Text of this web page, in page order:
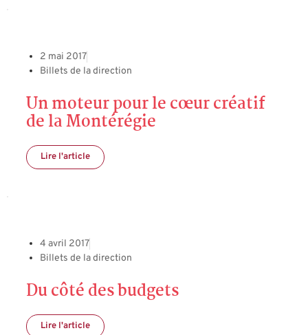
2 mai 2017
Billets de la direction
Un moteur pour le cœur créatif
de la Montérégie
Lire l'article
4 avril 2017
Billets de la direction
Du côté des budgets
Lire l'article